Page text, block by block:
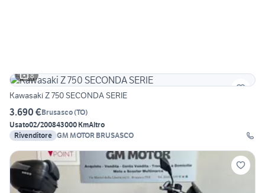
8
Kawasaki Z 750 SECONDA SERIE
3.690 €Brusasco(TO)
Usato02/200843000 KmAltro
Rivenditore GM MOTOR BRUSASCO